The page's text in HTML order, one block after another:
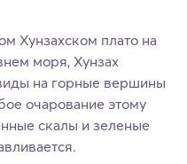
Хунзахском плато на
моря, Хунзах
на горные вершины
очарование этому
скалы и зеленые